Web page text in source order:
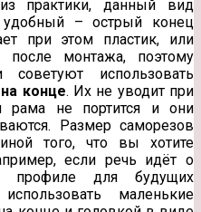
практики, данный вид
– острый конец
при этом пластик, или
после монтажа, поэтому
использовать
конце. Их не уводит при
рама не портится и они
Размер саморезов
того, что вы хотите
если речь идёт о
профиле для будущих
маленькие